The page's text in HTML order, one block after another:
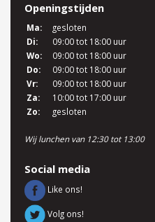
Openingstijden
Ma:
gesloten
Di:
09:00 tot 18:00 uur
Wo:
09:00 tot 18:00 uur
Do:
09:00 tot 18:00 uur
Vr:
09:00 tot 18:00 uur
Za:
10:00 tot 17:00 uur
Zo:
gesloten
Wij lunchen van 12:30 tot 13:00
Social media
Like ons!
Volg ons!